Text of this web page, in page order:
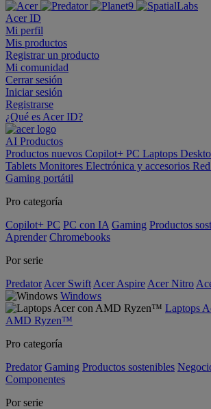
Acer ID
Mi perfil
Mis productos
Registrar un producto
Mi comunidad
Cerrar sesión
Iniciar sesión
Registrarse
¿Qué es Acer ID?
AI Productos
Productos nuevos Copilot+ PC Laptops
Tablets Monitores Electrónica y accesorios Red
Gaming portátil
Pro categoría
Copilot+ PC PC con IA Gaming Productos
Aprender Chromebooks
Por serie
Predator Acer Swift Acer Aspire Acer Nitro
Windows
Laptops
AMD Ryzen™
Pro categoría
Predator Gaming Productos sostenibles
Componentes
Por serie